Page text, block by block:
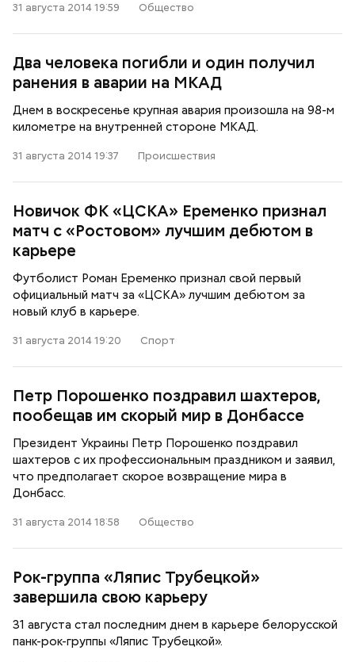
31 августа 2014 19:59 Общество
Два человека погибли и один получил
ранения в аварии на МКАД
Днем в воскресенье крупная авария произошла на 98-м
километре на внутренней стороне МКАД.
31 августа 2014 19:37 Происшествия
Новичок ФК «ЦСКА» Еременко признал
матч с «Ростовом» лучшим дебютом в
карьере
Футболист Роман Еременко признал свой первый
официальный матч за «ЦСКА» лучшим дебютом за
новый клуб в карьере.
31 августа 2014 19:20 Спорт
Петр Порошенко поздравил шахтеров,
пообещав им скорый мир в Донбассе
Президент Украины Петр Порошенко поздравил
шахтеров с их профессиональным праздником и заявил,
что предполагает скорое возвращение мира в
Донбасс.
31 августа 2014 18:58 Общество
Рок-группа «Ляпис Трубецкой»
завершила свою карьеру
31 августа стал последним днем в карьере белорусской
панк-рок-группы «Ляпис Трубецкой».